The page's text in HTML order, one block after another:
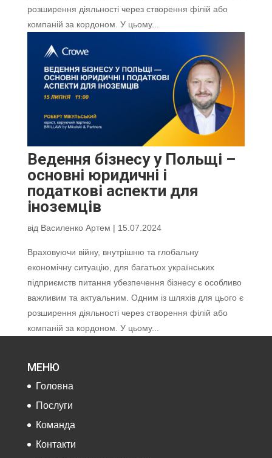
розширення діяльності через створення філій або
компаній за кордоном. У цьому...
Ведення бізнесу у Польщі –
основні юридичні і
податкові аспекти для
іноземців
від Василенко Артем | 15.07.2024
Враховуючи війну, внутрішню та глобальну
економічну ситуацію, для багатьох українських
підприємств питання убезпечення бізнесу є особливо
важливим та актуальним. Одним із шляхів для цього є
розширення діяльності через створення філій або
компаній за кордоном. У цьому...
МЕНЮ
Головна
Послуги
Команда
Контакти